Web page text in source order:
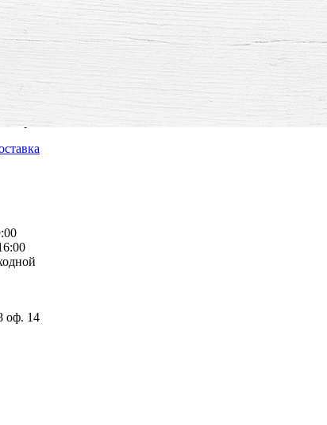
и хобби,
классы, идеи
оф. 14